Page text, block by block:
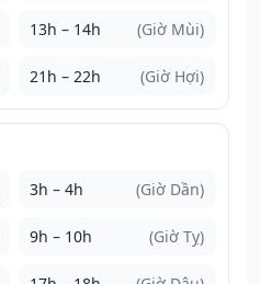
13h – 14h (Giờ Mùi)
21h – 22h (Giờ Hợi)
3h – 4h (Giờ Dần)
9h – 10h (Giờ Tỵ)